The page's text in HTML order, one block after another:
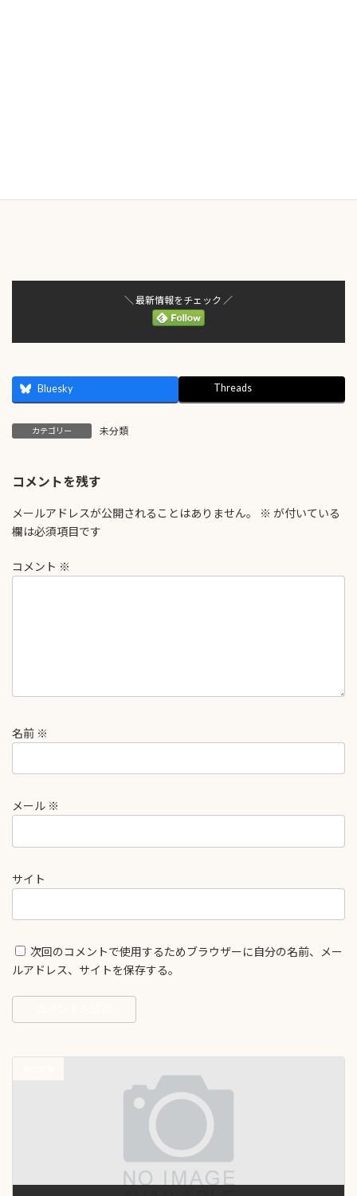
＼ 最新情報をチェック ／
Bluesky Threads
カテゴリー 未分類
コメントを残す
メールアドレスが公開されることはありません。 ※ が付いている
欄は必須項目です
コメント ※
名前 ※
メール ※
サイト
次回のコメントで使用するためブラウザーに自分の名前、メー
ルアドレス、サイトを保存する。